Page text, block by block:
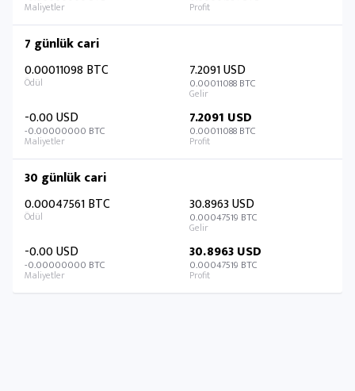
7 günlük cari
0.00011098 BTC
7.2091 USD
0.00011088 BTC
-0.00 USD
-0.00000000 BTC
7.2091 USD
0.00011088 BTC
30 günlük cari
0.00047561 BTC
30.8963 USD
0.00047519 BTC
-0.00 USD
-0.00000000 BTC
30.8963 USD
0.00047519 BTC